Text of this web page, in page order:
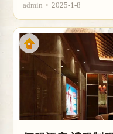
admin • 2025-1-8